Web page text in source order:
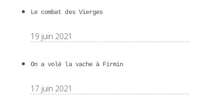
Le combat des Vierges
19 juin 2021
On a volé la vache à Firmin
17 juin 2021